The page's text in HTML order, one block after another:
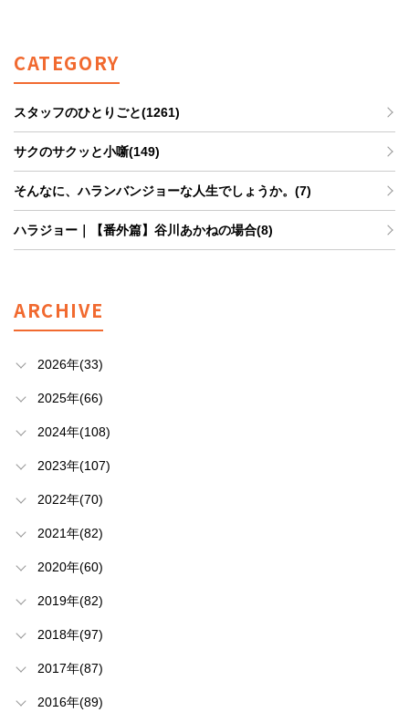
CATEGORY
スタッフのひとりごと(1261)
サクのサクッと小噺(149)
そんなに、ハランバンジョーな人生でしょうか。(7)
ハラジョー｜【番外篇】谷川あかねの場合(8)
ARCHIVE
2026年(33)
2025年(66)
2024年(108)
2023年(107)
2022年(70)
2021年(82)
2020年(60)
2019年(82)
2018年(97)
2017年(87)
2016年(89)